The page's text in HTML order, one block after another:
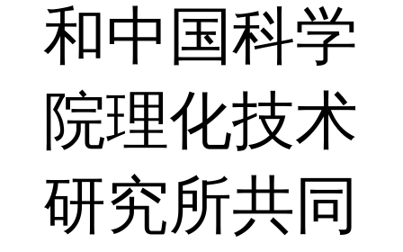
和中国科学
院理化技术
研究所共同